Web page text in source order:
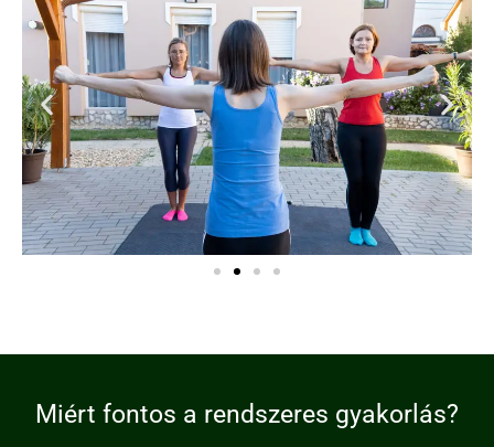
Miért fontos a rendszeres gyakorlás?